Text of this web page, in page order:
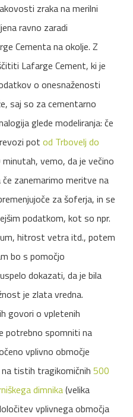
zraka na merilni
ravno zaradi
Cementa na okolje. Z
Lafarge Cement, ki je
o onesnaženosti
saj so za cementarno
glede modeliranja: če
pot od Trbovelj do
vemo, da je večino
zanemarimo meritve na
za šoferja, in se
podatkom, kot so npr.
hitrost vetra itd., potem
bo s pomočjo
dokazati, da je bila
je zlata vredna.
govori o vpletenih
potrebno spomniti na
vplivno območje
tistih tragikomičnih 500
dimnika(velika
vplivnega območja